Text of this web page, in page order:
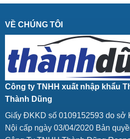
VỀ CHÚNG TÔI
Công ty TNHH xuất nhập khẩu
Thành Dũng
Giấy ĐKKD số 0109152593 do sở
Nội cấp ngày 03/04/2020 Bản